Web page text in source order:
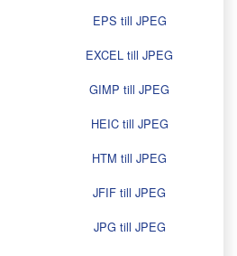
EPS till JPEG
EXCEL till JPEG
GIMP till JPEG
HEIC till JPEG
HTM till JPEG
JFIF till JPEG
JPG till JPEG